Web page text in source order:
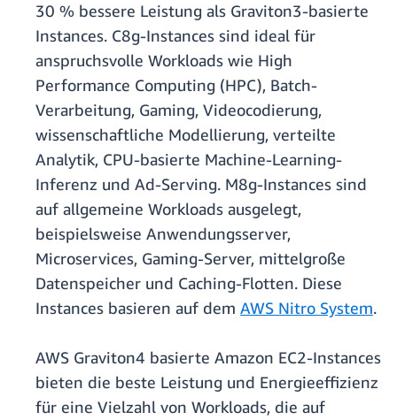
30 % bessere Leistung als Graviton3-basierte
Instances. C8g-Instances sind ideal für
anspruchsvolle Workloads wie High
Performance Computing (HPC), Batch-
Verarbeitung, Gaming, Videocodierung,
wissenschaftliche Modellierung, verteilte
Analytik, CPU-basierte Machine-Learning-
Inferenz und Ad-Serving. M8g-Instances sind
auf allgemeine Workloads ausgelegt,
beispielsweise Anwendungsserver,
Microservices, Gaming-Server, mittelgroße
Datenspeicher und Caching-Flotten. Diese
Instances basieren auf dem AWS Nitro System.
AWS Graviton4 basierte Amazon EC2-Instances
bieten die beste Leistung und Energieeffizienz
für eine Vielzahl von Workloads, die auf